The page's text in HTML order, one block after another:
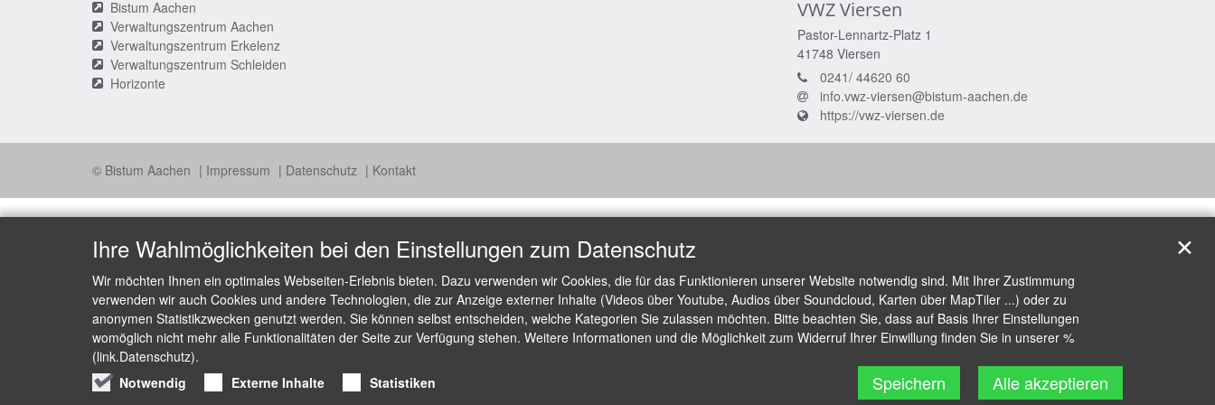
Bistum Aachen
Verwaltungszentrum Aachen
Verwaltungszentrum Erkelenz
Verwaltungszentrum Schleiden
Horizonte
VWZ Viersen
Pastor-Lennartz-Platz 1
41748 Viersen
0241/ 44620 60
info.vwz-viersen@bistum-aachen.de
https://vwz-viersen.de
© Bistum Aachen Impressum Datenschutz Kontakt
Ihre Wahlmöglichkeiten bei den Einstellungen zum Datenschutz
Wir möchten Ihnen ein optimales Webseiten-Erlebnis bieten. Dazu verwenden wir Cookies, die für das Funktionieren unserer Website notwendig sind. Mit Ihrer Zustimmung
verwenden wir auch Cookies und andere Technologien, die zur Anzeige externer Inhalte (Videos über Youtube, Audios über Soundcloud, Karten über MapTiler ...) oder zu
anonymen Statistikzwecken genutzt werden. Sie können selbst entscheiden, welche Kategorien Sie zulassen möchten. Bitte beachten Sie, dass auf Basis Ihrer Einstellungen
womöglich nicht mehr alle Funktionalitäten der Seite zur Verfügung stehen. Weitere Informationen und die Möglichkeit zum Widerruf Ihrer Einwillung finden Sie in unserer %
(link.Datenschutz).
Notwendig
Externe Inhalte Statistiken Speichern Alle akzeptieren
✕